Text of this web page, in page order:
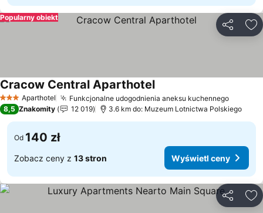
Popularny obiekt
3 KategoriaAparthotel Funkcjonalne udogodnienia aneksu kuchennego
Cracow Central Aparthotel
8,5 Znakomity 12 019 3.6 km do: Muzeum Lotnictwa Polskiego
Od 140 zł
Zobacz ceny z 13 stron Wyświetl ceny